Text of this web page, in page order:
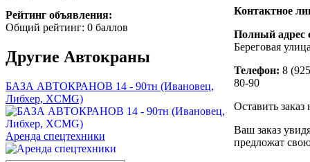
Рейтинг объявления:
Общий рейтинг: 0 баллов
Другие Автокраны
БАЗА АВТОКРАНОВ 14 - 90тн (Ивановец,
Либхер, XCMG)
Аренда спецтехники
Контактное
Полный адрес
Береговая
Телефон: 8
80-90
Оставить заказ
Ваш заказ
предложат